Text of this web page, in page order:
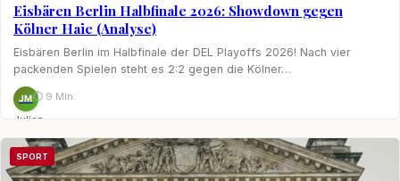
Eisbären Berlin Halbfinale 2026: Showdown gegen
Kölner Haie (Analyse)
Eisbären Berlin im Halbfinale der DEL Playoffs 2026! Nach vier
packenden Spielen steht es 2:2 gegen die Kölner…
JM
Julian
Möhring
⏱ 9 Min.
SPORT